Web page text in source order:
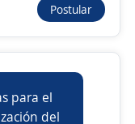
para el
del
Siguiente
Postular